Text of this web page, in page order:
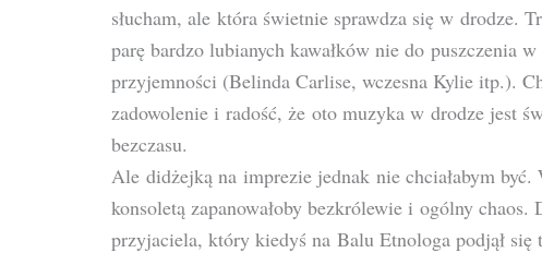
słucham, ale która świetnie sprawdza się w drodze.
parę bardzo lubianych kawałków nie do puszczenia
przyjemności (Belinda Carlise, wczesna Kylie itp.).
zadowolenie i radość, że oto muzyka w drodze jest
bezczasu.
Ale didżejką na imprezie jednak nie chciałabym
konsoletą zapanowałoby bezkrólewie i ogólny
przyjaciela, który kiedyś na Balu Etnologa podjął się